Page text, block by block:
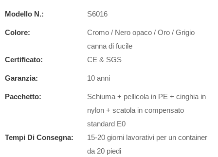
Modello N.: S6016
Colore:
Cromo / Nero opaco / Oro / Grigio
canna di fucile
Certificato:
CE & SGS
Garanzia: 10 anni
Pacchetto:
Schiuma + pellicola in PE + cinghia in
nylon + scatola in compensato
standard E0
Tempi Di Consegna:
15-20 giorni lavorativi per un container
da 20 piedi